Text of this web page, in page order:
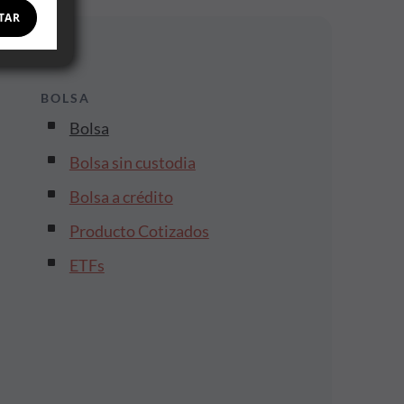
BOLSA
Bolsa
Bolsa sin custodia
Bolsa a crédito
Producto Cotizados
ETFs